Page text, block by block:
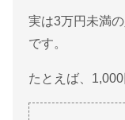
実は3万円未満
です。
たとえば、